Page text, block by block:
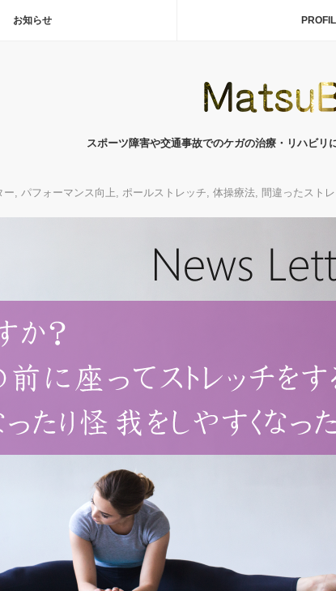
お知らせ
スポーツ障害や交通事故でのケガの治療・リハビリ
ー, パフォーマンス向上, ポールストレッチ, 体操療法, 間違ったスト